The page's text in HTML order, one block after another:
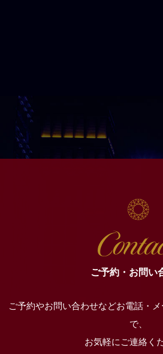
ご予約・お問い
ご予約やお問い合わせなどお電話・
で、
お気軽にご連絡く